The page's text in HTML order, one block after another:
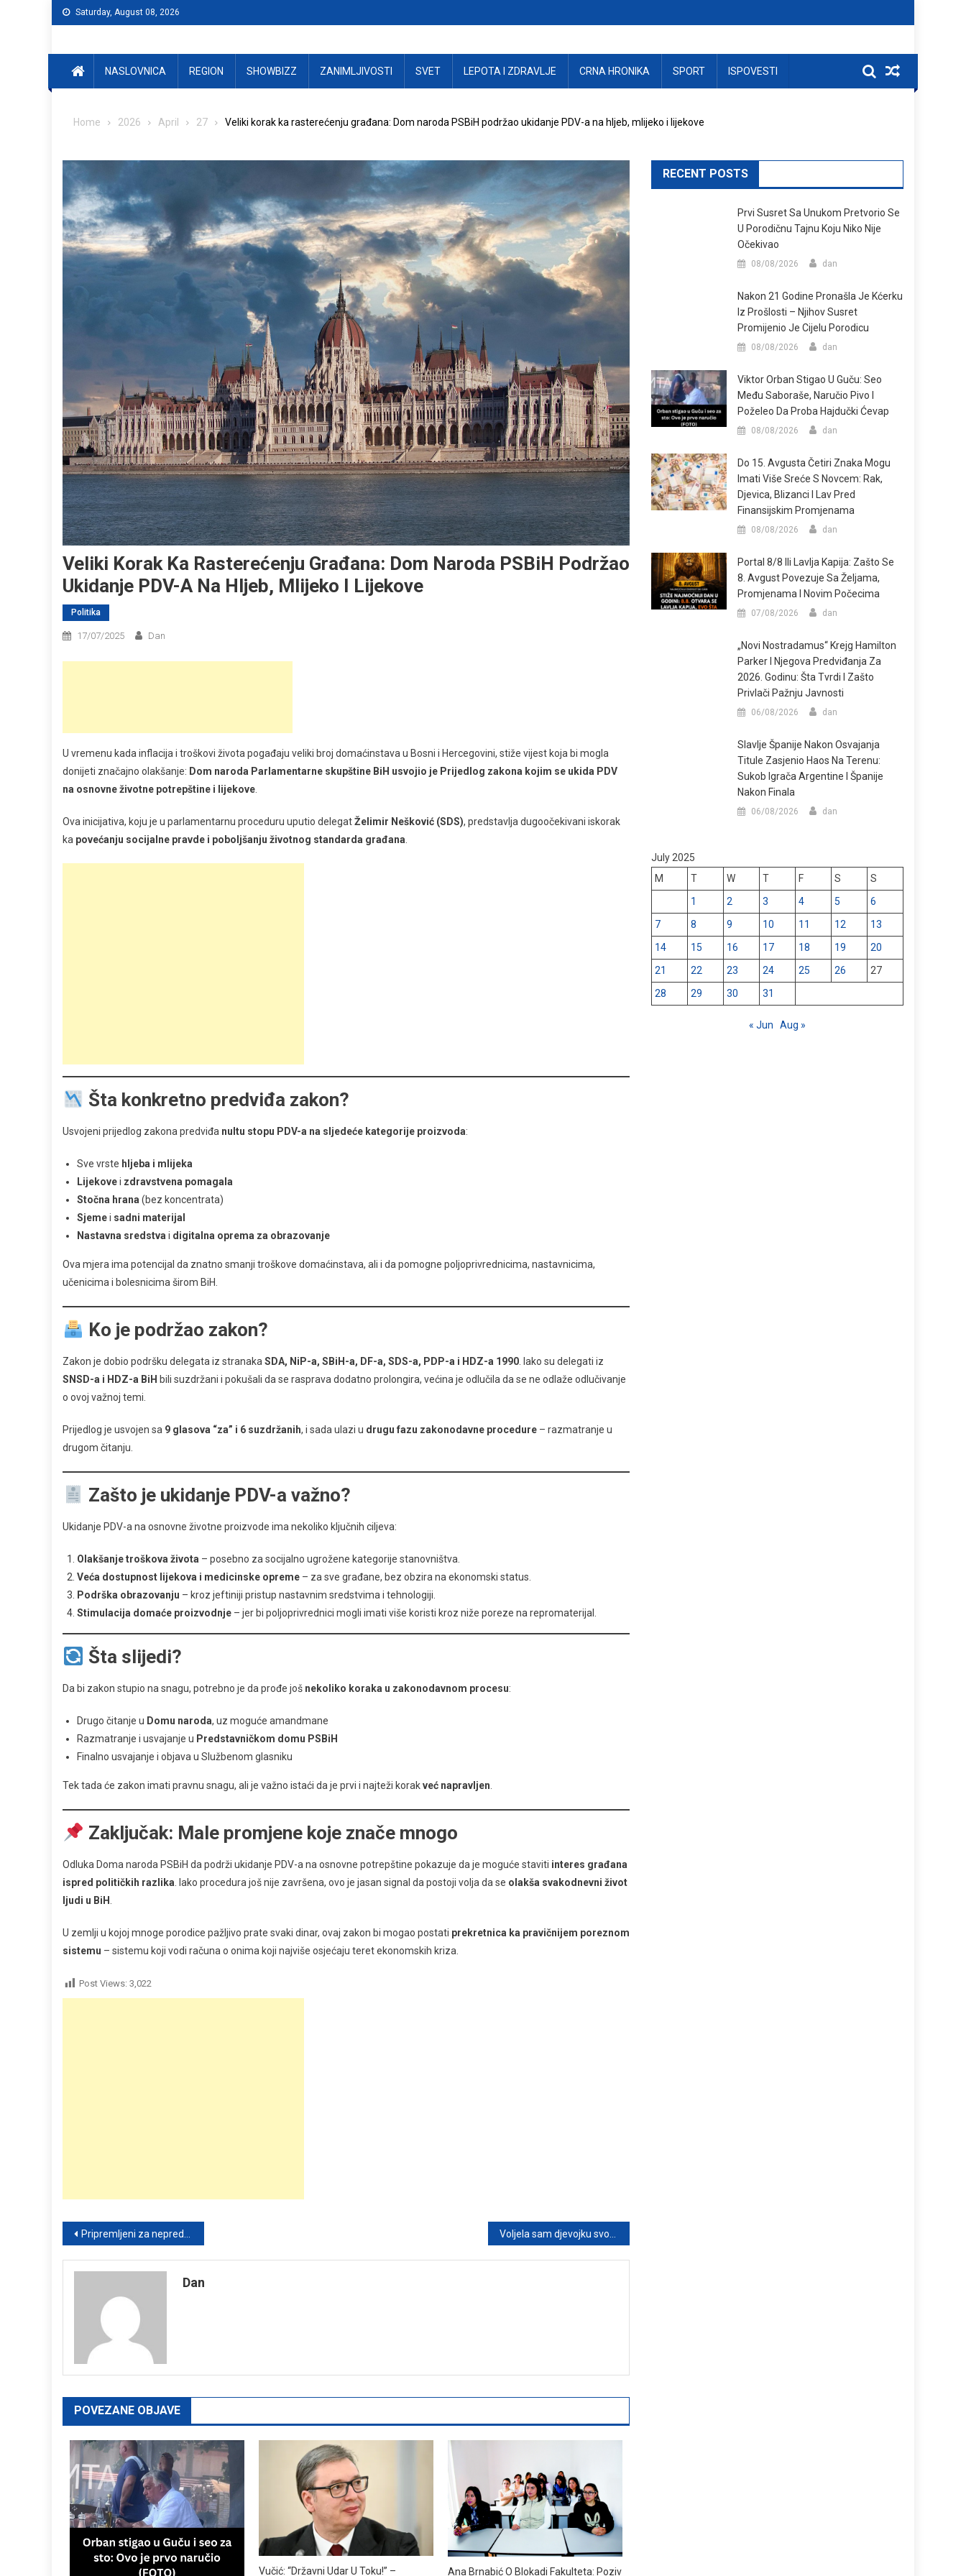
Saturday, August 08, 2026
NASLOVNICA REGION SHOWBIZZ ZANIMLJIVOSTI SVET LEPOTA I ZDRAVLJE CRNA HRONIKA SPORT ISPOVESTI
Home 2026 April 27 Veliki korak ka rasterećenju građana: Dom naroda PSBiH podržao ukidanje PDV-a na hljeb, mlijeko i lijekove
Veliki Korak Ka Rasterećenju Građana: Dom Naroda PSBiH Podržao
Ukidanje PDV-A Na Hljeb, Mlijeko I Lijekove
Politika
17/07/2025 Dan
U vremenu kada inflacija i troškovi života pogađaju veliki broj domaćinstava u Bosni i Hercegovini, stiže vijest koja bi mogla
donijeti značajno olakšanje: Dom naroda Parlamentarne skupštine BiH usvojio je Prijedlog zakona kojim se ukida PDV
na osnovne životne potrepštine i lijekove.
Ova inicijativa, koju je u parlamentarnu proceduru uputio delegatŽelimir Nešković (SDS), predstavlja dugoočekivani iskorak
ka povećanju socijalne pravde i poboljšanju životnog standarda građana.
Šta konkretno predviđa zakon?
Usvojeni prijedlog zakona predviđa nultu stopu PDV-a na sljedeće kategorije proizvoda:
Sve vrste hljeba i mlijeka
Lijekovei zdravstvena pomagala
Stočna hrana(bez koncentrata)
Sjemei sadni materijal
Nastavna sredstvai digitalna oprema za obrazovanje
Ova mjera ima potencijal da znatno smanji troškove domaćinstava, ali i da pomogne poljoprivrednicima, nastavnicima,
učenicima i bolesnicima širom BiH.
Ko je podržao zakon?
Zakon je dobio podršku delegata iz stranakaSDA, NiP-a, SBiH-a, DF-a, SDS-a, PDP-a i HDZ-a 1990. Iako su delegati iz
SNSD-a i HDZ-a BiH bili suzdržani i pokušali da se rasprava dodatno prolongira, većina je odlučila da se ne odlaže odlučivanje
o ovoj važnoj temi.
Prijedlog je usvojen sa 9 glasova “za” i 6 suzdržanih, i sada ulazi u drugu fazu zakonodavne procedure – razmatranje u
drugom čitanju.
Zašto je ukidanje PDV-a važno?
Ukidanje PDV-a na osnovne životne proizvode ima nekoliko ključnih ciljeva:
Olakšanje troškova života – posebno za socijalno ugrožene kategorije stanovništva.
Veća dostupnost lijekova i medicinske opreme – za sve građane, bez obzira na ekonomski status.
Podrška obrazovanju – kroz jeftiniji pristup nastavnim sredstvima i tehnologiji.
Stimulacija domaće proizvodnje – jer bi poljoprivrednici mogli imati više koristi kroz niže poreze na repromaterijal.
Šta slijedi?
Da bi zakon stupio na snagu, potrebno je da prođe još nekoliko koraka u zakonodavnom procesu:
Drugo čitanje u Domu naroda, uz moguće amandmane
Razmatranje i usvajanje u Predstavničkom domu PSBiH
Finalno usvajanje i objava u Službenom glasniku
Tek tada će zakon imati pravnu snagu, ali je važno istaći da je prvi i najteži korakveć napravljen.
Zaključak: Male promjene koje znače mnogo
Odluka Doma naroda PSBiH da podrži ukidanje PDV-a na osnovne potrepštine pokazuje da je moguće staviti interes građana
ispred političkih razlika. Iako procedura još nije završena, ovo je jasan signal da postoji volja da se olakša svakodnevni život
ljudi u BiH .
U zemlji u kojoj mnoge porodice pažljivo prate svaki dinar, ovaj zakon bi mogao postati prekretnica ka pravičnijem poreznom
sistemu – sistemu koji vodi računa o onima koji najviše osjećaju teret ekonomskih kriza.
Post Views: 3,022
Post
navigation
Pripremljeni za nepredviđeno: Šta možemo naučiti od čovjeka koji se godinama sprema za globalne krize Voljela sam djevojku svog sina kao kćerku – a onda se sve promijenilo
Dan
POVEZANE OBJAVE
Vučić: “Državni Udar U Toku!” – Ana Brnabić O Blokadi Fakulteta: Poziv
RECENT POSTS
Prvi Susret Sa Unukom Pretvorio Se
U Porodičnu Tajnu Koju Niko Nije
Očekivao
08/08/2026 dan
Nakon 21 Godine Pronašla Je Kćerku
Iz Prošlosti – Njihov Susret
Promijenio Je Cijelu Porodicu
08/08/2026 dan
Viktor Orban Stigao U Guču: Seo
Među Saboraše, Naručio Pivo I
Poželeo Da Proba Hajdučki Ćevap
08/08/2026 dan
Do 15. Avgusta Četiri Znaka Mogu
Imati Više Sreće S Novcem: Rak,
Djevica, Blizanci I Lav Pred
Finansijskim Promjenama
08/08/2026 dan
Portal 8/8 Ili Lavlja Kapija: Zašto Se
8. Avgust Povezuje Sa Željama,
Promjenama I Novim Počecima
07/08/2026 dan
„Novi Nostradamus“ Krejg Hamilton
Parker I Njegova Predviđanja Za
2026. Godinu: Šta Tvrdi I Zašto
Privlači Pažnju Javnosti
06/08/2026 dan
Slavlje Španije Nakon Osvajanja
Titule Zasjenio Haos Na Terenu:
Sukob Igrača Argentine I Španije
Nakon Finala
06/08/2026 dan
July 2025
M
T W T F S
S
1
2 3 4 5
6
7
8 9 10 11 12
13
14
15 16 17 18 19
20
21
22 23 24 25 26
27
28
29 30 31
« Jun Aug »